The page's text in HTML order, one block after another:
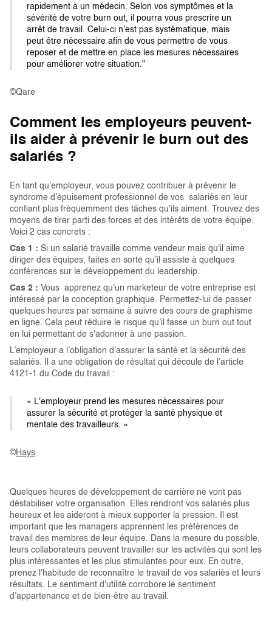
rapidement à un médecin. Selon vos symptômes et la
sévérité de votre burn out, il pourra vous prescrire un
arrêt de travail. Celui-ci n’est pas systématique, mais
peut être nécessaire afin de vous permettre de vous
reposer et de mettre en place les mesures nécessaires
pour améliorer votre situation."
©Qare
Comment les employeurs peuvent-
ils aider à prévenir le burn out des
salariés ?
En tant qu’employeur, vous pouvez contribuer à prévenir le
syndrome d’épuisement professionnel de vos salariés en leur
confiant plus fréquemment des tâches qu'ils aiment. Trouvez des
moyens de tirer parti des forces et des intérêts de votre équipe.
Voici 2 cas concrets :
Cas 1 : Si un salarié travaille comme vendeur mais qu'il aime
diriger des équipes, faites en sorte qu’il assiste à quelques
conférences sur le développement du leadership.
Cas 2 : Vous apprenez qu'un marketeur de votre entreprise est
intéressé par la conception graphique. Permettez-lui de passer
quelques heures par semaine à suivre des cours de graphisme
en ligne. Cela peut réduire le risque qu’il fasse un burn out tout
en lui permettant de s'adonner à une passion.
L’employeur a l’obligation d’assurer la santé et la sécurité des
salariés. Il a une obligation de résultat qui découle de l’article
4121-1 du Code du travail :
« L'employeur prend les mesures nécessaires pour
assurer la sécurité et protéger la santé physique et
mentale des travailleurs. »
©Hays
Quelques heures de développement de carrière ne vont pas
déstabiliser votre organisation. Elles rendront vos salariés plus
heureux et les aideront à mieux supporter la pression. Il est
important que les managers apprennent les préférences de
travail des membres de leur équipe. Dans la mesure du possible,
leurs collaborateurs peuvent travailler sur les activités qui sont les
plus intéressantes et les plus stimulantes pour eux. En outre,
prenez l'habitude de reconnaître le travail de vos salariés et leurs
résultats. Le sentiment d'utilité corrobore le sentiment
d’appartenance et de bien-être au travail.